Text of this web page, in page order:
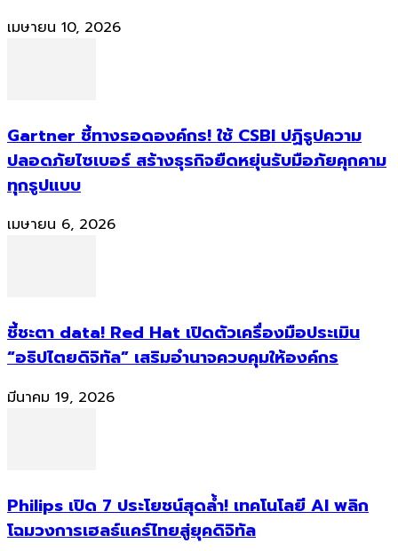
เมษายน 10, 2026
Gartner ชี้ทางรอดองค์กร! ใช้ CSBI ปฏิรูปความ
ปลอดภัยไซเบอร์ สร้างธุรกิจยืดหยุ่นรับมือภัยคุกคาม
ทุกรูปแบบ
เมษายน 6, 2026
ชี้ชะตา data! Red Hat เปิดตัวเครื่องมือประเมิน
“อธิปไตยดิจิทัล” เสริมอำนาจควบคุมให้องค์กร
มีนาคม 19, 2026
Philips เปิด 7 ประโยชน์สุดล้ำ! เทคโนโลยี AI พลิก
โฉมวงการเฮลธ์แคร์ไทยสู่ยุคดิจิทัล